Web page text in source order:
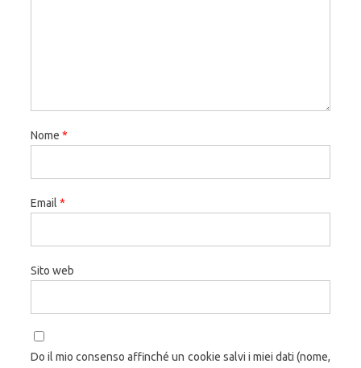
Nome *
Email *
Sito web
Do il mio consenso affinché un cookie salvi i miei dati (nome,